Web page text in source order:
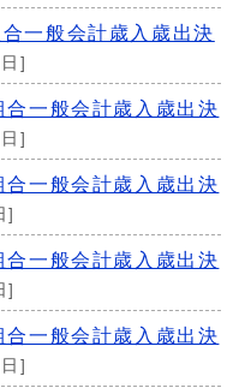
一般会計歳入歳出決
]
一般会計歳入歳出決
]
一般会計歳入歳出決
]
一般会計歳入歳出決
]
一般会計歳入歳出決
]